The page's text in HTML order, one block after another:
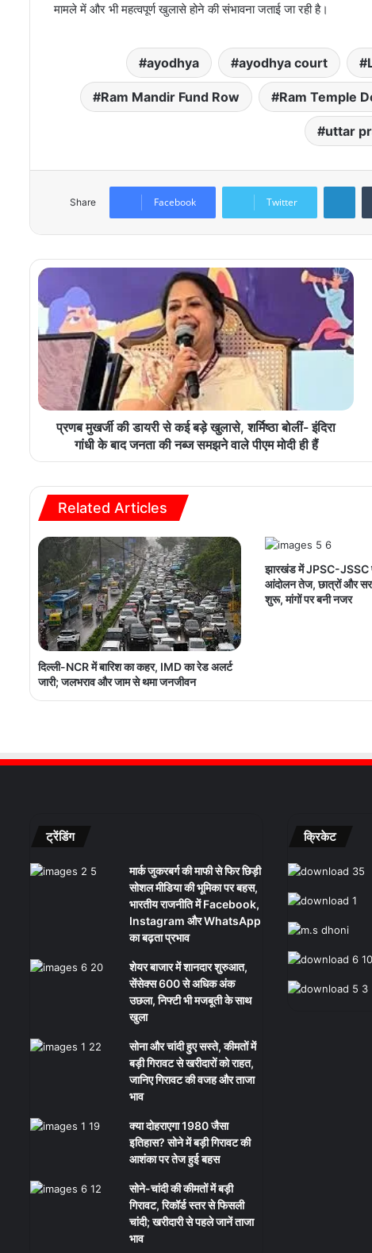
मामले में और भी महत्वपूर्ण खुलासे होने की संभावना जताई जा रही है।
ayodhya ayodhya court
Ram Mandir Fund Row Ram Temple
uttar
Share Facebook Twitter
प्रणब मुखर्जी की डायरी से कई बड़े खुलासे, शर्मिष्ठा बोलीं- इंदिरा
गांधी के बाद जनता की नब्ज समझने वाले पीएम मोदी ही हैं
Related Articles
दिल्ली-NCR में बारिश का कहर, IMD का रेड अलर्ट
जारी; जलभराव और जाम से थमा जनजीवन
झारखंड में JPSC-JSSC
आंदोलन तेज, छात्रों और
शुरू, मांगों पर बनी नजर
ट्रेंडिंग
मार्क जुकरबर्ग की माफी से फिर छिड़ी
सोशल मीडिया की भूमिका पर बहस,
भारतीय राजनीति में Facebook,
Instagram और WhatsApp
का बढ़ता प्रभाव
शेयर बाजार में शानदार शुरुआत,
सेंसेक्स 600 से अधिक अंक
उछला, निफ्टी भी मजबूती के साथ
खुला
सोना और चांदी हुए सस्ते, कीमतों में
बड़ी गिरावट से खरीदारों को राहत,
जानिए गिरावट की वजह और ताजा
भाव
क्या दोहराएगा 1980 जैसा
इतिहास? सोने में बड़ी गिरावट की
आशंका पर तेज हुई बहस
सोने-चांदी की कीमतों में बड़ी
गिरावट, रिकॉर्ड स्तर से फिसली
चांदी; खरीदारी से पहले जानें ताजा
भाव
क्रिकेट